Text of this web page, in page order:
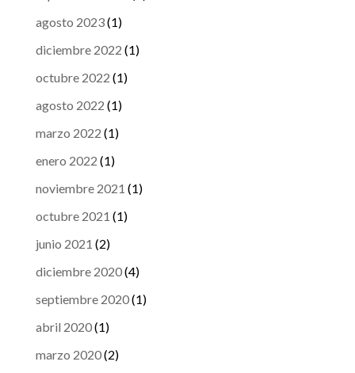
agosto 2023(1)
diciembre 2022 (1)
octubre 2022 (1)
agosto 2022 (1)
marzo 2022 (1)
enero 2022 (1)
noviembre 2021 (1)
octubre 2021 (1)
junio 2021 (2)
diciembre 2020(4)
septiembre 2020(1)
abril 2020(1)
marzo 2020(2)